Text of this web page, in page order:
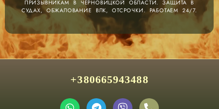
ПРИЗЫВНИКАМ В ЧЕРНОВИЦКОЙ ОБЛАСТИ. ЗАЩИТА В
СУДАХ, ОБЖАЛОВАНИЕ ВЛК, ОТСРОЧКИ. РАБОТАЕМ 24/7.
+380665943488